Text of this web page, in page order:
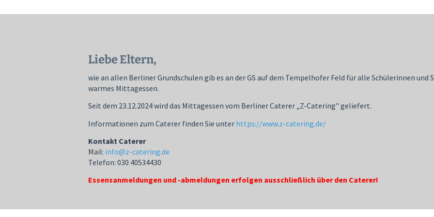
Jugendsozialarbeit
Cookie-Richtlinie (EU)
Konzeption
Essensausschuss
Liebe Eltern,
wie an allen Berliner Grundschulen gib es an der GS auf dem Tempelhofer Feld für alle Schülerinnen
warmes Mittagessen.
Seit dem 23.12.2024 wird das Mittagessen vom Berliner Caterer „Z-Catering" geliefert.
Informationen zum Caterer finden Sie unter https://www.z-catering.de/
Kontakt Caterer
Mail: info@z-catering.de
Telefon: 030 40534430
Essensanmeldungen und -abmeldungen erfolgen ausschließlich über den Caterer!